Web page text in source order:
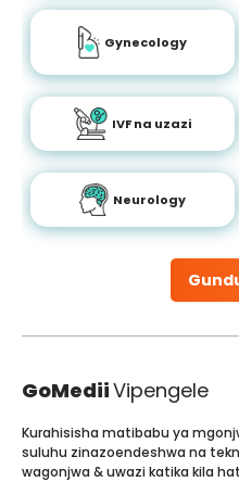
Gynecology
IVF na uzazi
Neurology
GoMediiVipengele
Kurahisisha matibabu ya
suluhu zinazoendeshwa na
wagonjwa & uwazi katika kila